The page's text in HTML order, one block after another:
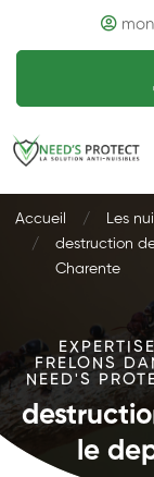
Accueil
Les
destruction
Charente
FRELONS
NEED'S
le